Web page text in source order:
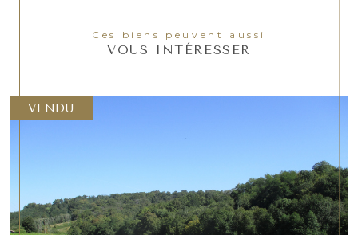
Ces biens peuvent aussi
VOUS INTÉRESSER
VENDU